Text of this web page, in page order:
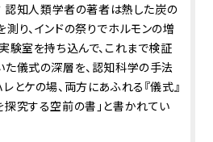
認知人類学者の著者は熱した炭の
り、インドの祭りでホルモンの増
験室を持ち込んで、これまで検証
た儀式の深層を、認知科学の手法
とケの場、両方にあふれる『儀式』
究する空前の書」と書かれてい